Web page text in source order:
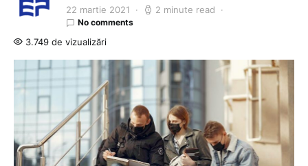
22 martie 2021 2 minute read
No comments
3.749 de vizualizări